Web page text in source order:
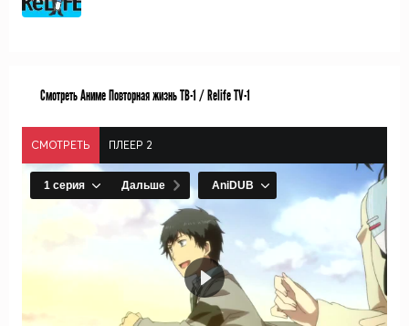
Смотреть Аниме Повторная жизнь ТВ-1 / Relife TV-1
СМОТРЕТЬ ПЛЕЕР 2